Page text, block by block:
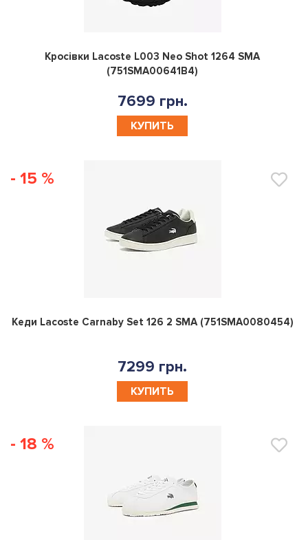
0
Кросівки Lacoste L003 Neo Shot 1264 SMA
(751SMA00641B4)
7699 грн.
КУПИТЬ
- 15 %
0
Кеди Lacoste Carnaby Set 126 2 SMA (751SMA0080454)
7299 грн.
КУПИТЬ
- 18 %